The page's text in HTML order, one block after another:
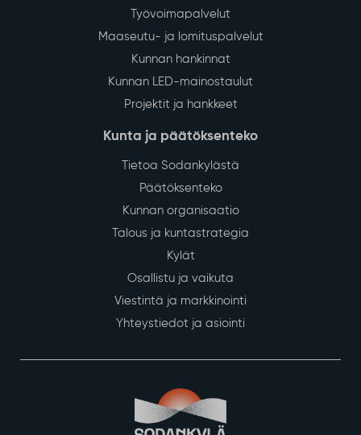
Työvoimapalvelut
Maaseutu- ja lomituspalvelut
Kunnan hankinnat
Kunnan LED-mainostaulut
Projektit ja hankkeet
Kunta ja päätöksenteko
Tietoa Sodankylästä
Päätöksenteko
Kunnan organisaatio
Talous ja kuntastrategia
Kylät
Osallistu ja vaikuta
Viestintä ja markkinointi
Yhteystiedot ja asiointi